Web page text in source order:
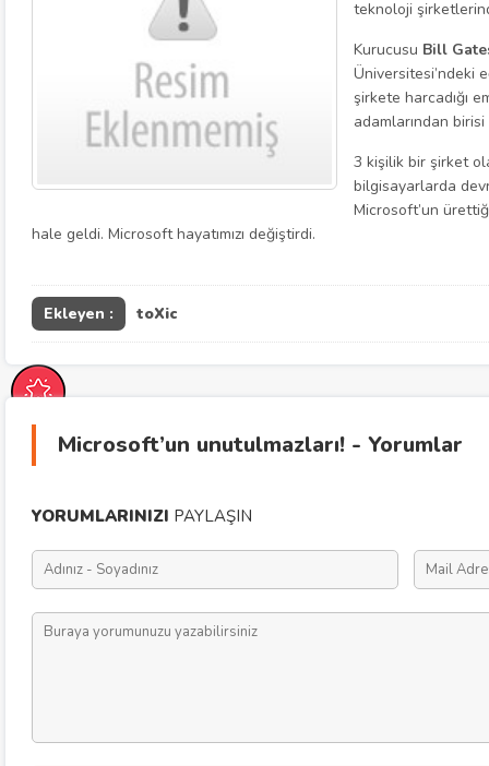
teknoloji
Kurucusu Bill
Üniversitesi’ndeki
şirkete harcadığı
adamlarından
3 kişilik bir şirket
bilgisayarlarda
Microsoft’un
hale geldi. Microsoft hayatımızı değiştirdi.
Ekleyen : toXic
Microsoft’un unutulmazları! - Yorumlar
YORUMLARINIZI PAYLAŞIN